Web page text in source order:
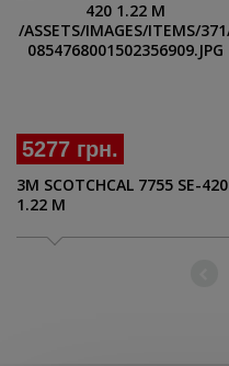
5277 грн.
3М SCOTCHCAL 7755 SE-420
1.22 M